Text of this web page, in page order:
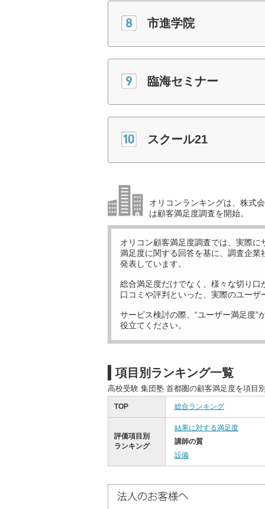
市進学院
臨海セミナー
スクール21
オリコンランキングは、株式
は顧客満足度調査を開始。
オリコン顧客満足度調査では、実際に
満足度に関する回答を基に、調査企業
発表しています。
総合満足度だけでなく、様々な切り口
口コミや評判といった、実際のユーザ
サービス検討の際、“ユーザー満足度”
役立てください。
項目別ランキング一覧
高校受験 集団塾 首都圏の顧客満足度を項目
TOP 総合ランキング
評価項目別
ランキング
結果に対する満足度
講師の質
設備